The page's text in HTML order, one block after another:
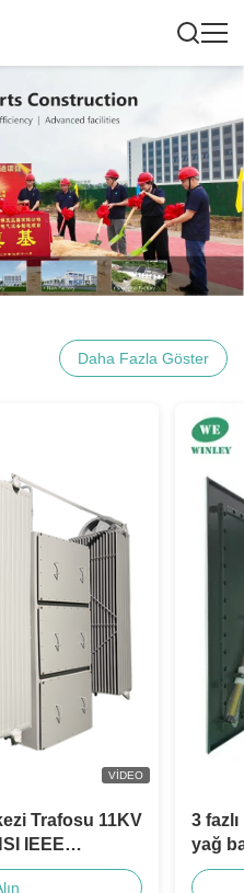
Daha Fazla Göster
VIDEO
Trafosu 11KV
IEEE
3
yağ
IEEE